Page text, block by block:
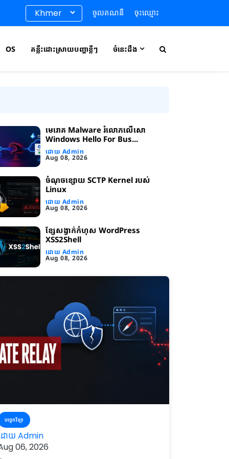
ចូលគណនី ចុះឈ្មោះ
OS គន្លឹះដោះស្រាយបញ្ហាខ្លីៗ ចំនេះដឹង
មេរោគ Malware រំលោភលើសោ
Windows Hello For Bus...
ដោយ Admin
Aug 08, 2026
ចំណុចខ្សោយ SCTP Kernel របស់
Linux
ដោយ Admin
Aug 08, 2026
ខ្សែសង្វាក់​កំហុស WordPress
XSS2Shell
ដោយ Admin
Aug 08, 2026
បច្ចេកវិទ្យា
ោយ Admin
06, 2026